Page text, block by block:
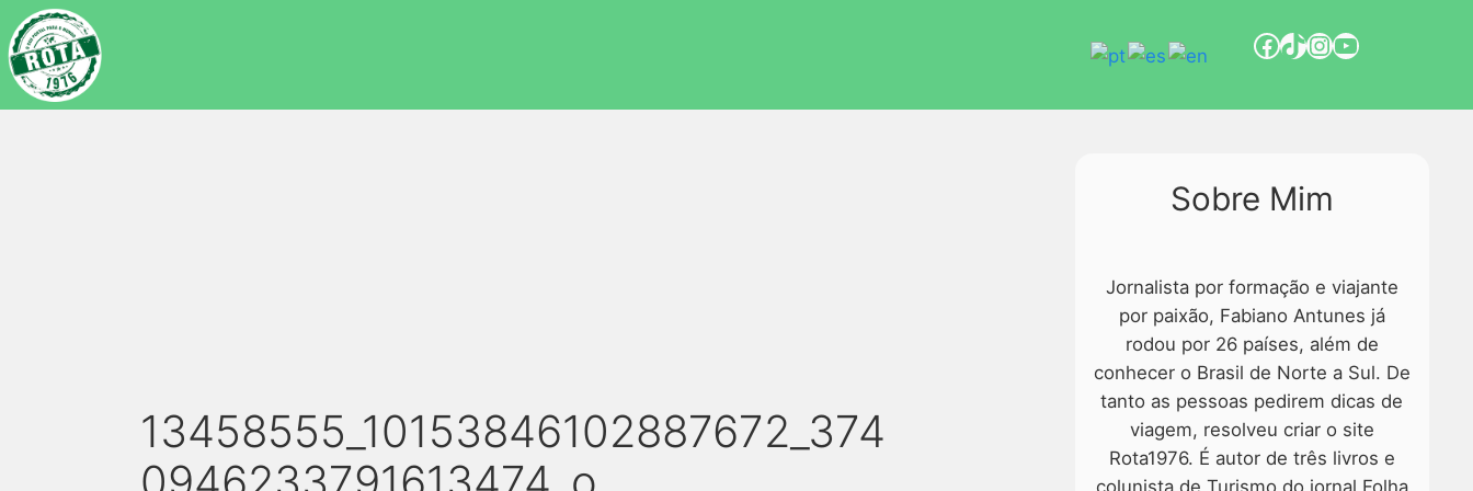
13458555_10153846102887672_374
Sobre Mim
Jornalista por formação e viajante
por paixão, Fabiano Antunes já
rodou por 26 países, além de
conhecer o Brasil de Norte a Sul. De
tanto as pessoas pedirem dicas de
viagem, resolveu criar o site
Rota1976. É autor de três livros e
colunista de Turismo do jornal Folha